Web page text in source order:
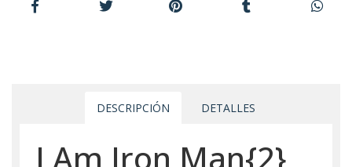
DESCRIPCIÓN DETALLES
I Am Iron Man{2}